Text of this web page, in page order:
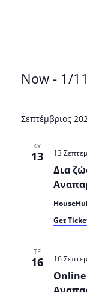
Now - 1/
date.
Σεπτέμβριος
ΚΥ
13
Δια
13
Get
ΤΕ
16 16